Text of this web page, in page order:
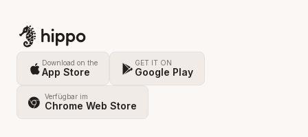
Download on the
App Store
GET IT ON
Google Play
Verfügbar im
Chrome Web Store